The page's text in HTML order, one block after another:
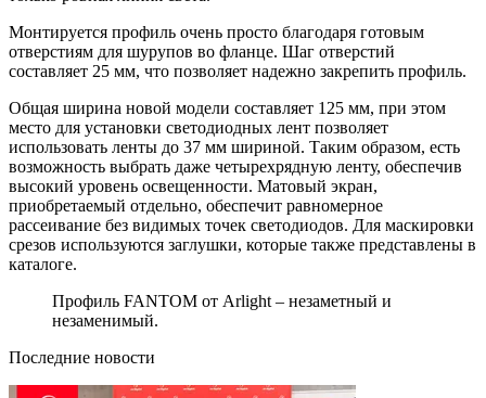
Монтируется профиль очень просто благодаря готовым
отверстиям для шурупов во фланце. Шаг отверстий
составляет 25 мм, что позволяет надежно закрепить профиль.
Общая ширина новой модели составляет 125 мм, при этом
место для установки светодиодных лент позволяет
использовать ленты до 37 мм шириной. Таким образом, есть
возможность выбрать даже четырехрядную ленту, обеспечив
высокий уровень освещенности. Матовый экран,
приобретаемый отдельно, обеспечит равномерное
рассеивание без видимых точек светодиодов. Для маскировки
срезов используются заглушки, которые также представлены в
каталоге.
Профиль FANTOM от Arlight – незаметный и
незаменимый.
Последние новости